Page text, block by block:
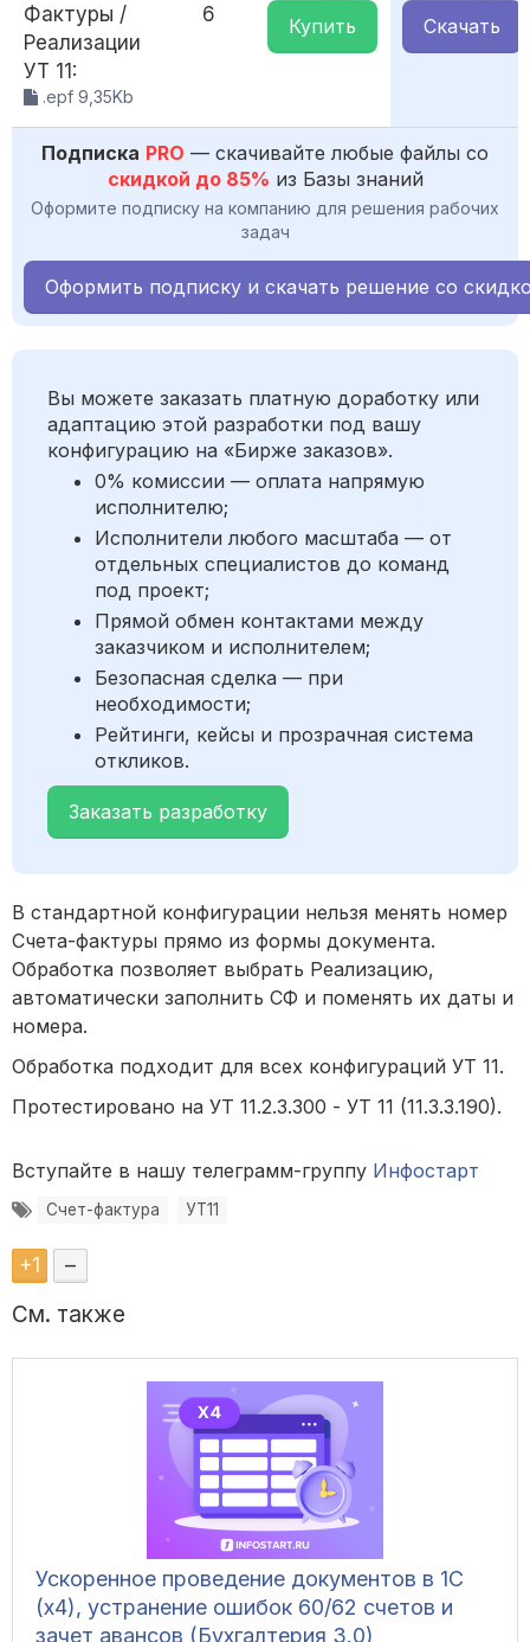
Фактуры /
Реализации
УТ 11:
.epf 9,35Kb
6
Купить
Скачать
Подписка PRO — скачивайте любые файлы со
скидкой до 85% из Базы знаний
Оформите подписку на компанию для решения рабочих
задач
Оформить подписку и скачать решение со
Вы можете заказать платную доработку или
адаптацию этой разработки под вашу
конфигурацию на «Бирже заказов».
0% комиссии — оплата напрямую
исполнителю;
Исполнители любого масштаба — от
отдельных специалистов до команд
под проект;
Прямой обмен контактами между
заказчиком и исполнителем;
Безопасная сделка — при
необходимости;
Рейтинги, кейсы и прозрачная система
откликов.
Заказать разработку
В стандартной конфигурации нельзя менять номер
Счета-фактуры прямо из формы документа.
Обработка позволяет выбрать Реализацию,
автоматически заполнить СФ и поменять их даты и
номера.
Обработка подходит для всех конфигураций УТ 11.
Протестировано на УТ 11.2.3.300 - УТ 11 (11.3.3.190).
Вступайте в нашу телеграмм-группу Инфостарт
Счет-фактура УТ11
+1 –
См. также
Ускоренное проведение документов в 1С
(x4), устранение ошибок 60/62 счетов и
зачет авансов (Бухгалтерия 3.0)